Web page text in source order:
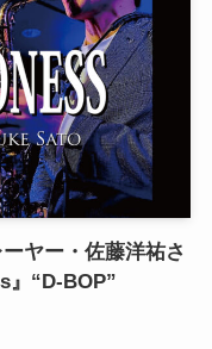
ヤー・佐藤洋祐さ
』“D-BOP”